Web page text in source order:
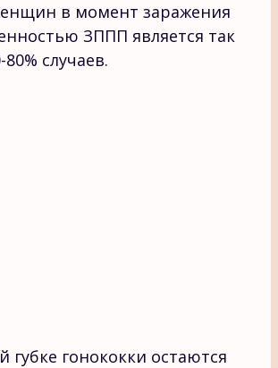
в момент заражения
ЗППП является так
случаев.
гонококки остаются